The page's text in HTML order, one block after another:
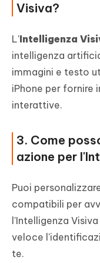
Visiva?
L'Intelligenza
intelligenza
immagini e testo
iPhone per fornire
interattive.
3. Come
azione per
Puoi
compatibili per
l'Intelligenza
veloce
te.